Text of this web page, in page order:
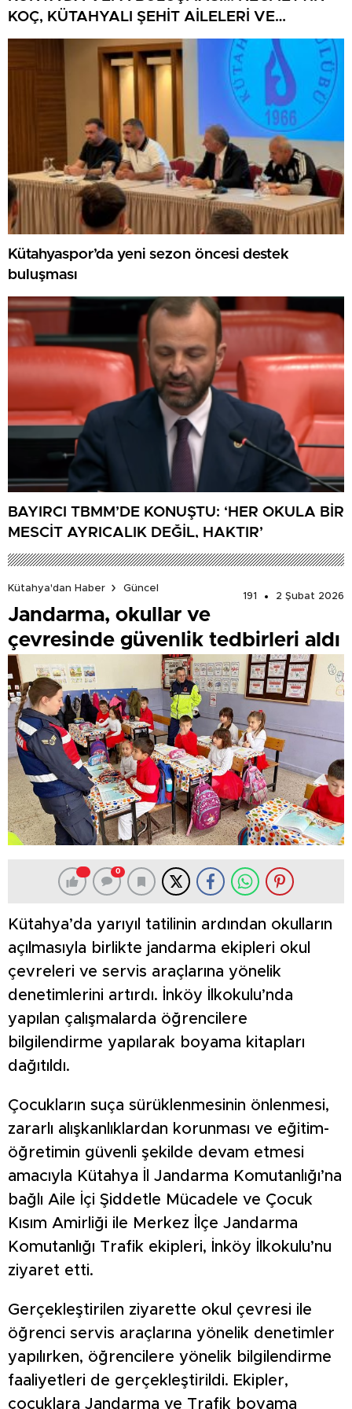
KOÇ, KÜTAHYALI ŞEHİT AİLELERİ VE
GAZİLERİ AĞIRLADI
Kütahyaspor’da yeni sezon öncesi destek
buluşması
BAYIRCI TBMM’DE KONUŞTU: ‘HER OKULA BİR
MESCİT AYRICALIK DEĞİL, HAKTIR’
Kütahya'dan Haber
Güncel
191
2 Şubat 2026
Jandarma, okullar ve
çevresinde güvenlik tedbirleri aldı
0
Kütahya’da yarıyıl tatilinin ardından okulların
açılmasıyla birlikte jandarma ekipleri okul
çevreleri ve servis araçlarına yönelik
denetimlerini artırdı. İnköy İlkokulu’nda
yapılan çalışmalarda öğrencilere
bilgilendirme yapılarak boyama kitapları
dağıtıldı.
Çocukların suça sürüklenmesinin önlenmesi,
zararlı alışkanlıklardan korunması ve eğitim-
öğretimin güvenli şekilde devam etmesi
amacıyla Kütahya İl Jandarma Komutanlığı’na
bağlı Aile İçi Şiddetle Mücadele ve Çocuk
Kısım Amirliği ile Merkez İlçe Jandarma
Komutanlığı Trafik ekipleri, İnköy İlkokulu’nu
ziyaret etti.
Gerçekleştirilen ziyarette okul çevresi ile
öğrenci servis araçlarına yönelik denetimler
yapılırken, öğrencilere yönelik bilgilendirme
faaliyetleri de gerçekleştirildi. Ekipler,
çocuklara Jandarma ve Trafik boyama